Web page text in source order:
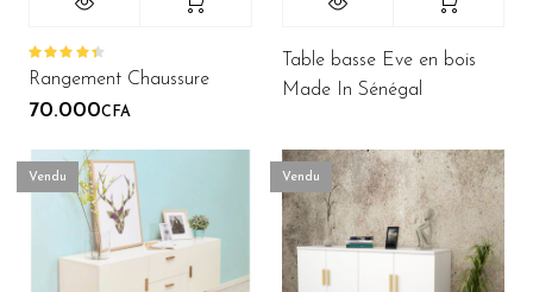
Note
4.50sur
Rangement Chaussure
70.000CFA
Table basse Eve en bois
Made In Sénégal
Vendu Vendu